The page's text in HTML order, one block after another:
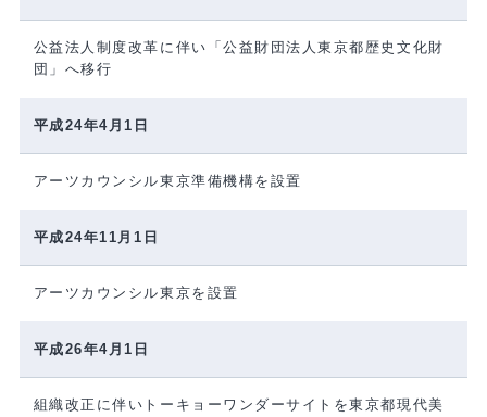
公益法人制度改革に伴い「公益財団法人東京都歴史文化財
団」へ移行
平成24年4月1日
アーツカウンシル東京準備機構を設置
平成24年11月1日
アーツカウンシル東京を設置
平成26年4月1日
組織改正に伴いトーキョーワンダーサイトを東京都現代美